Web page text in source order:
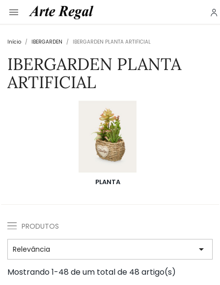

Início IBERGARDEN IBERGARDEN PLANTA ARTIFICIAL
IBERGARDEN PLANTA
ARTIFICIAL
PLANTA
PRODUTOS
Relevância 
Mostrando 1-48 de um total de 48 artigo(s)